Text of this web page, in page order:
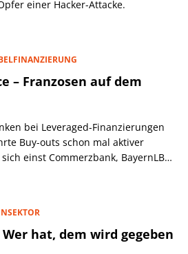
einer Hacker-Attacke.
– Franzosen auf dem
bei Leveraged-Finanzierungen
Buy-outs schon mal aktiver
einst Commerzbank, BayernLB,
hat, dem wird gegeben